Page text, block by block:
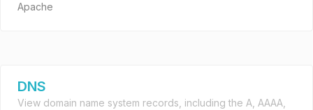
Apache
DNS
View domain name system records, including the A, AAAA,